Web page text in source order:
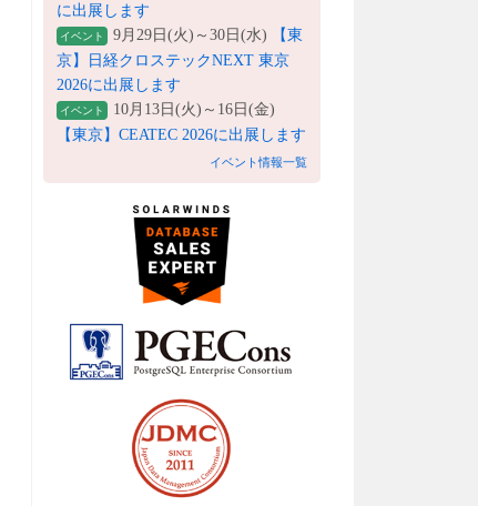
に出展します
イベント 9月29日(火)～30日(水)
【東
京】日経クロステックNEXT 東京
2026に出展します
イベント
10月13日(火)～16日(金)
【東京】CEATEC 2026に出展します
イベント情報一覧